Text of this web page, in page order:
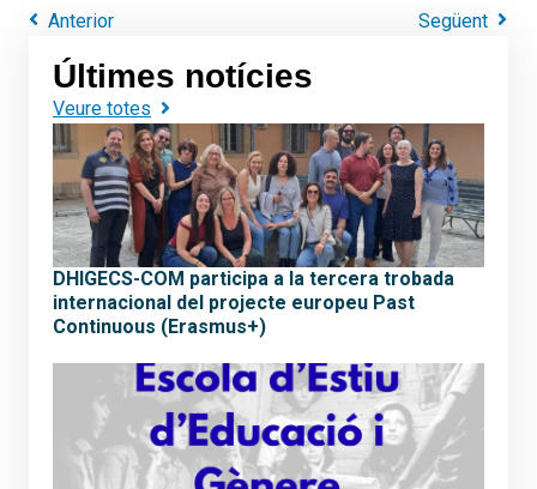
Anterior Següent
Últimes notícies
Veure totes
DHIGECS-COM participa a la tercera trobada
internacional del projecte europeu Past
Continuous (Erasmus+)